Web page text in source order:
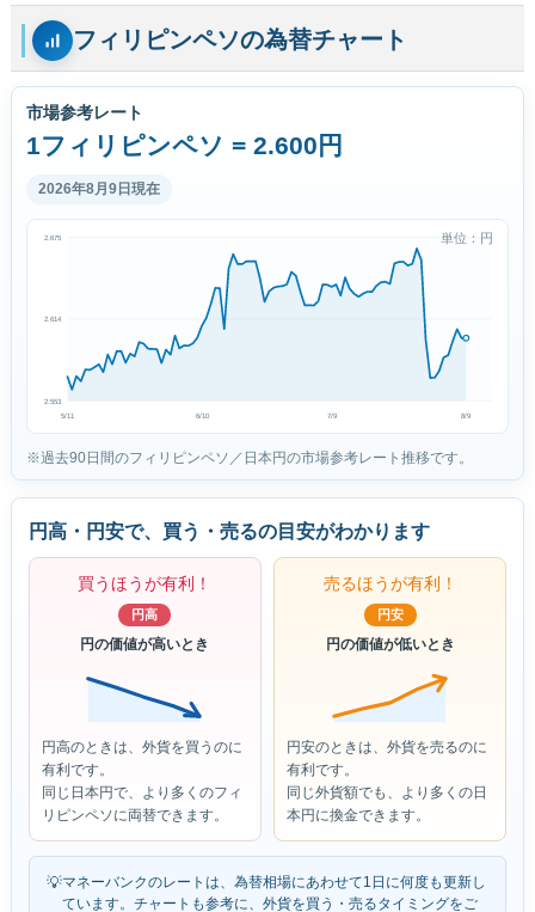
フィリピンペソの為替チャート
市場参考レート
1フィリピンペソ = 2.600円
2026年8月9日現在
単位：円
2.553
2.614
2.675
5/11 6/10 7/9 8/9
※過去90日間のフィリピンペソ／日本円の市場参考レート推移です。
円高・円安で、買う・売るの目安がわかります
買うほうが有利！
円高
円の価値が高いとき
円高のときは、外貨を買うのに
有利です。
同じ日本円で、より多くのフィ
リピンペソに両替できます。
売るほうが有利！
円安
円の価値が低いとき
円安のときは、外貨を売るのに
有利です。
同じ外貨額でも、より多くの日
本円に換金できます。
💡マネーバンクのレートは、為替相場にあわせて1日に何度も更新し
ています。チャートも参考に、外貨を買う・売るタイミングをご